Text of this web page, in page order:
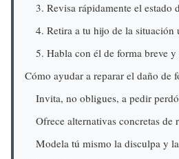
3. Revisa rápidamente el estado
4. Retira a tu hijo de la situación
5. Habla con él de forma breve y
Cómo ayudar a reparar el daño de
Invita, no obligues, a pedir
Ofrece alternativas concretas de
Modela tú mismo la disculpa y